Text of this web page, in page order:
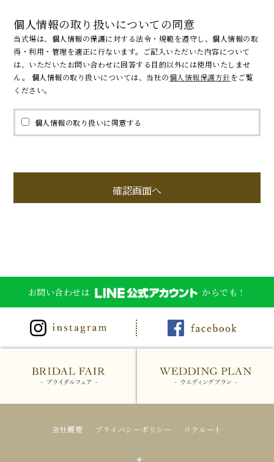
個人情報の取り扱いについての同意
当式場は、個人情報の保護に対する法令・規範を遵守し、個人情報の取
得・利用・管理を適正に行ないます。ご記入いただいた内容について
は、いただいたお問い合わせに回答する目的以外には使用いたしませ
ん。 個人情報の取り扱いについては、当社の個人情報保護方針をご覧
ください。
個人情報の取り扱いに同意する
お問い合わせは からでも！
会社概要 プライバシーポリシー リクルート